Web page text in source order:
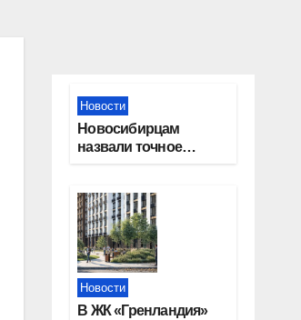
Новости
Новосибирцам
назвали точное
праздники в 2027
году
Новости
В ЖК «Гренландия»